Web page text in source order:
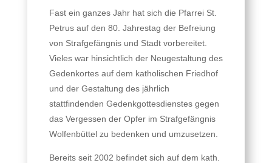
Fast ein ganzes Jahr hat sich die Pfarrei St.
Petrus auf den 80. Jahrestag der Befreiung
von Strafgefängnis und Stadt vorbereitet.
Vieles war hinsichtlich der Neugestaltung des
Gedenkortes auf dem katholischen Friedhof
und der Gestaltung des jährlich
stattfindenden Gedenkgottesdienstes gegen
das Vergessen der Opfer im Strafgefängnis
Wolfenbüttel zu bedenken und umzusetzen.
Bereits seit 2002 befindet sich auf dem kath.